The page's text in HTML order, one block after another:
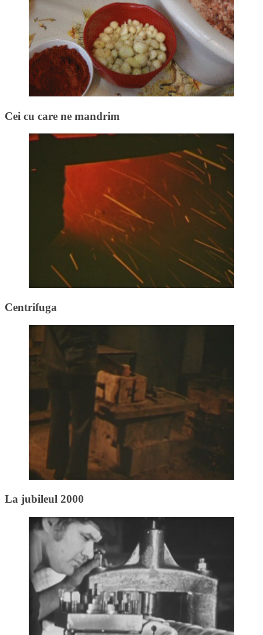
Cei cu care ne mandrim
Centrifuga
La jubileul 2000